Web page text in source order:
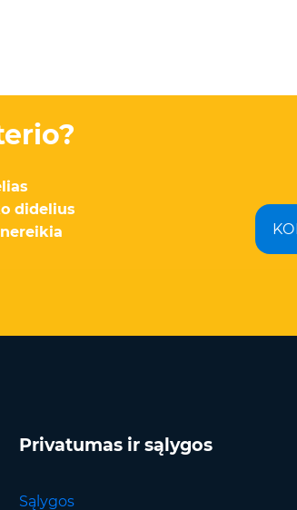
didelius
Privatumas ir sąlygos
Sąlygos